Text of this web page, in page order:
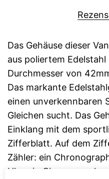
Das Gehäuse dieser
aus poliertem
Durchmesser von
Das markante
einen unverkennbaren
Gleichen sucht. Das
Einklang mit dem
Zifferblatt. Auf dem
Zähler: ein
Uhr, ein